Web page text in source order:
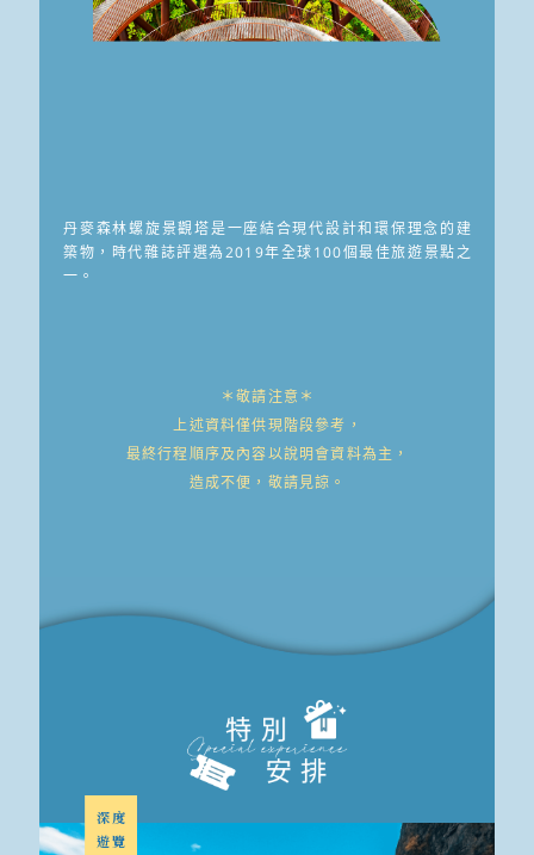
丹麥森林螺旋景觀塔是一座結合現代設計和環保理念的建
築物，時代雜誌評選為2019年全球100個最佳旅遊景點之
一。
＊敬請注意＊
上述資料僅供現階段參考，
最終行程順序及內容以說明會資料為主，
造成不便，敬請見諒。
深度
遊覽